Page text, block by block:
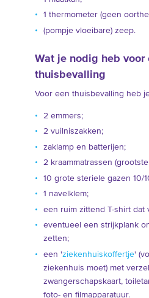
1 thermometer (geen
(pompje vloeibare) zeep.
Wat je nodig heb voor
thuisbevalling
Voor een thuisbevalling heb
2 emmers;
2 vuilniszakken;
zaklamp en batterijen;
2 kraammatrassen (grootste
10 grote steriele gazen 10/
1 navelklem;
een ruim zittend T-shirt dat
eventueel een strijkplank
zetten;
een 'ziekenhuiskoffertje'
ziekenhuis moet) met
zwangerschapskaart,
foto- en filmapparatuur.